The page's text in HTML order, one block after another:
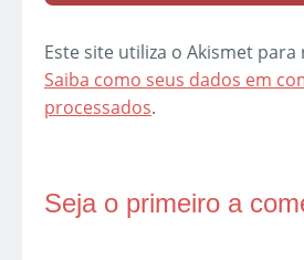
Este site utiliza o Akismet para
Saiba como seus dados em
processados.
Seja o primeiro a